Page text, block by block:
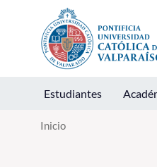
Click acá para ir directamente al
Estudiantes
Inicio